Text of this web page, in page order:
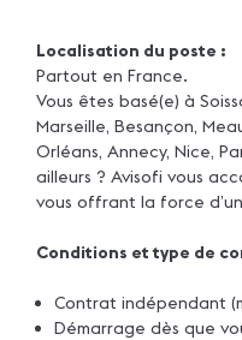
Localisation du poste :
Partout en France.
Vous êtes basé(e) à
Marseille, Besançon,
Orléans, Annecy, Nice,
ailleurs ? Avisofi vous
vous offrant la force
Conditions et type de
Contrat indépendant
Démarrage dès que